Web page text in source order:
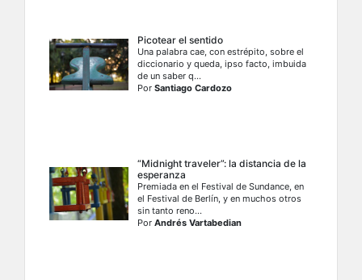
Picotear el sentido
Una palabra cae, con estrépito, sobre el
diccionario y queda, ipso facto, imbuida
de un saber q...
PorSantiago Cardozo
“Midnight traveler”: la distancia de la
esperanza
Premiada en el Festival de Sundance, en
el Festival de Berlín, y en muchos otros
sin tanto reno...
PorAndrés Vartabedian